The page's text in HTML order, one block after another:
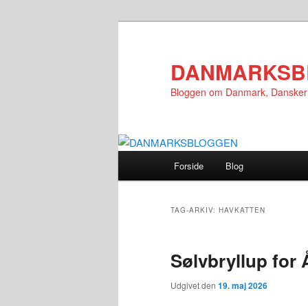
Bloggen om Danmark,
Forside Blog
TAG-ARKIV: HAVKATTEN
Sølvbryllup for
Udgivet den 19. maj 2026